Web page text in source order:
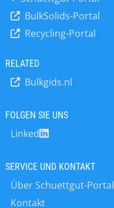
BulkSolids-Portal
Recycling-Portal
RELATED
Bulkgids.nl
FOLGEN SIE UNS
Linked
SERVICE UND KONTAKT
Über Schuettgut-Portal
Kontakt